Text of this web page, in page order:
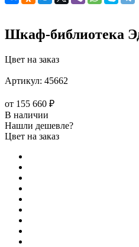
Шкаф-библиотека
Цвет на заказ
Артикул: 45662
от 155 660 ₽
В наличии
Нашли дешевле?
Цвет на заказ